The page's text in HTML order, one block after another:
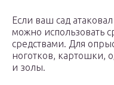
Если ваш сад
можно использовать
средствами. Для
ноготков, картошки,
и золы.